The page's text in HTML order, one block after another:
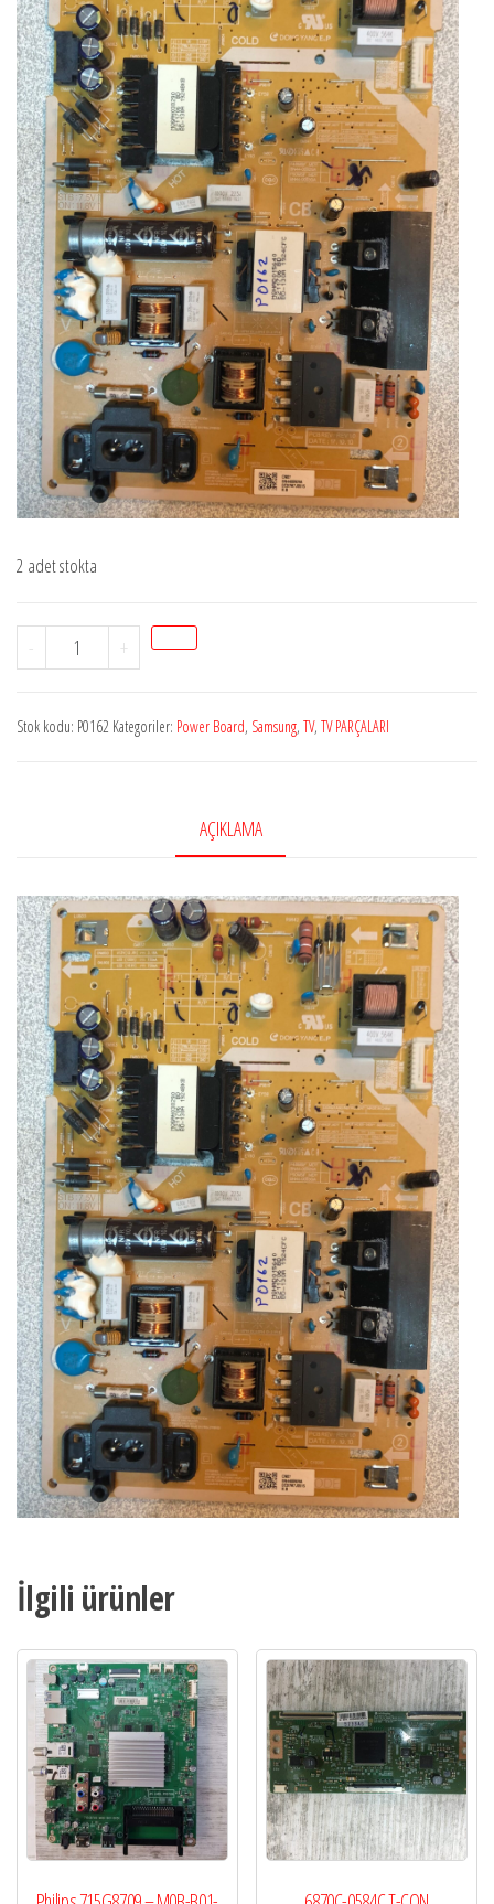
2 adet stokta
-
Stok
P0162
TV
00929A
F48MSF/F50MSF_MDY
/
BN4400930A
/
MODEL
LH43DBJP
adet
+
Stok kodu: P0162 Kategoriler: Power Board, Samsung, TV, TV PARÇALARI
AÇIKLAMA
İlgili ürünler